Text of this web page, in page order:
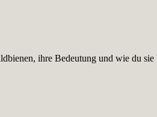
ihre Bedeutung und wie du